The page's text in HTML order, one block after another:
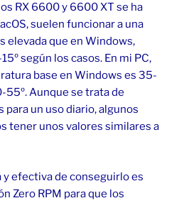
RX 6600 y 6600 XT se ha
suelen funcionar a una
elevada que en Windows,
según los casos. En mi PC,
base en Windows es 35-
55º. Aunque se trata de
un uso diario, algunos
tener unos valores similares a
y efectiva de conseguirlo es
Zero RPM para que los